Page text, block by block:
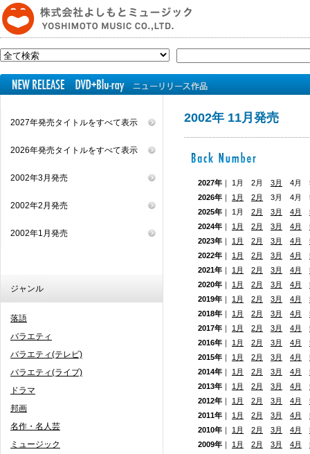
2027年発売タイトルをすべて表示
2026年発売タイトルをすべて表示
2002年3月発売
2002年2月発売
2002年1月発売
ジャンル
落語
バラエティ
バラエティ(テレビ)
バラエティ(ライブ)
ドラマ
邦画
名作・名人芸
ミュージック
2002年 11月発売
2027年 ｜ 1月 2月 3月
4月
2026年 ｜ 1月 2月
3月 4月
2025年 ｜ 1月 2月 3月 4月
2024年 ｜ 1月 2月 3月 4月
2023年 ｜ 1月 2月 3月 4月
2022年 ｜ 1月 2月 3月 4月
2021年 ｜ 1月 2月 3月 4月
2020年 ｜ 1月 2月 3月 4月
2019年 ｜ 1月 2月 3月 4月
2018年 ｜ 1月 2月 3月 4月
2017年 ｜ 1月 2月 3月 4月
2016年 ｜ 1月 2月 3月 4月
2015年 ｜ 1月 2月 3月 4月
2014年 ｜ 1月 2月 3月 4月
2013年 ｜ 1月 2月 3月 4月
2012年 ｜ 1月 2月 3月 4月
2011年 ｜ 1月 2月 3月 4月
2010年 ｜ 1月 2月 3月 4月
2009年 ｜ 1月 2月 3月 4月